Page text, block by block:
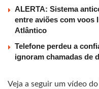
ALERTA: Sistema
entre aviões com voos
Atlântico
Telefone perdeu a
ignoram chamadas de
Veja a seguir um vídeo do